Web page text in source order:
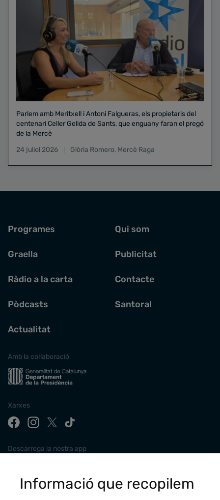
Parlem amb Meritxell i Antoni Falgueras, els propietaris del
centenari Celler Gelida de Sants, que enguany faran el pregó
de la Mercè
24 juliol 2026
Glòria Romero, Mercè Raga
Programes
Graella
Ràdio a la carta
Pòdcasts
Actualitat
Qui som
Publicitat
Contacte
Santoral
Amb la col·laboració
Xarxes
Descarrega la nostra app
Informació que recopilem